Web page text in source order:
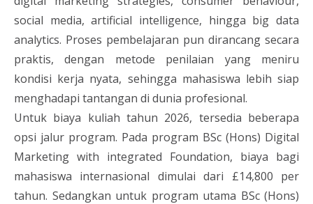
social media, artificial intelligence, hingga big data
analytics. Proses pembelajaran pun dirancang secara
praktis, dengan metode penilaian yang meniru
kondisi kerja nyata, sehingga mahasiswa lebih siap
menghadapi tantangan di dunia profesional.
Untuk biaya kuliah tahun 2026, tersedia beberapa
opsi jalur program. Pada program BSc (Hons) Digital
Marketing with integrated Foundation, biaya bagi
mahasiswa internasional dimulai dari £14,800 per
tahun. Sedangkan untuk program utama BSc (Hons)